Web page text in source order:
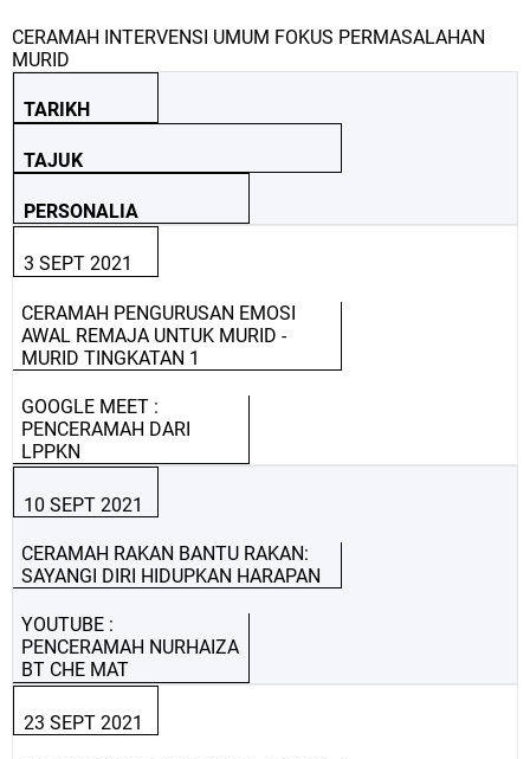
CERAMAH INTERVENSI UMUM FOKUS PERMASALAHAN
MURID
TARIKH
TAJUK
PERSONALIA
3 SEPT 2021
CERAMAH PENGURUSAN EMOSI
AWAL REMAJA UNTUK MURID -
MURID TINGKATAN 1
GOOGLE MEET :
PENCERAMAH DARI
LPPKN
10 SEPT 2021
CERAMAH RAKAN BANTU RAKAN:
SAYANGI DIRI HIDUPKAN HARAPAN
YOUTUBE :
PENCERAMAH NURHAIZA
BT CHE MAT
23 SEPT 2021